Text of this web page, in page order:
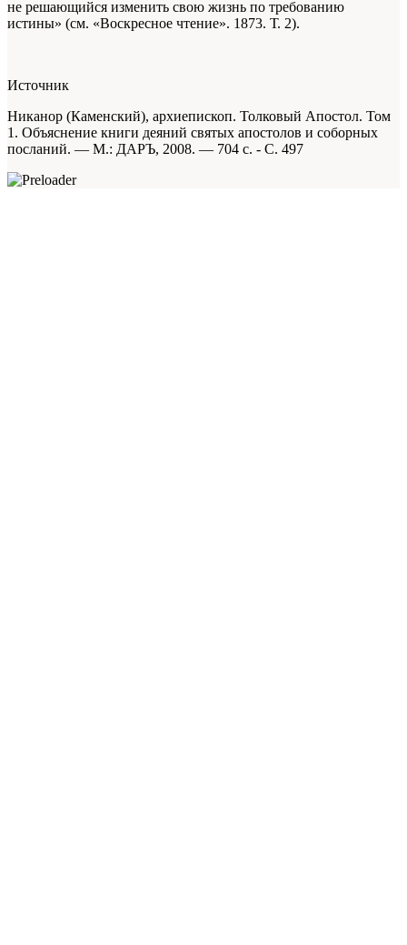
не решающийся изменить свою жизнь по требованию
истины» (см. «Воскресное чтение». 1873. Т. 2).
Источник
Никанор (Каменский), архиепископ. Толковый Апостол. Том
1. Объяснение книги деяний святых апостолов и соборных
посланий. — М.: ДАРЪ, 2008. — 704 с. - С. 497